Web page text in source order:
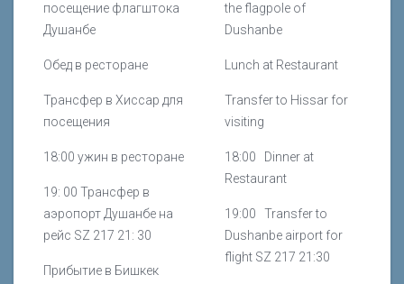
посещение флагштока
Душанбе
Обед в ресторане
Трансфер в Хиссар для
посещения
18:00 ужин в ресторане
19: 00 Трансфер в
аэропорт Душанбе на
рейс SZ 217 21: 30
Прибытие в Бишкек
the flagpole of
Dushanbe
Lunch at Restaurant
Transfer to Hissar for
visiting
18:00 Dinner at
Restaurant
19:00 Transfer to
Dushanbe airport for
flight SZ 217 21:30